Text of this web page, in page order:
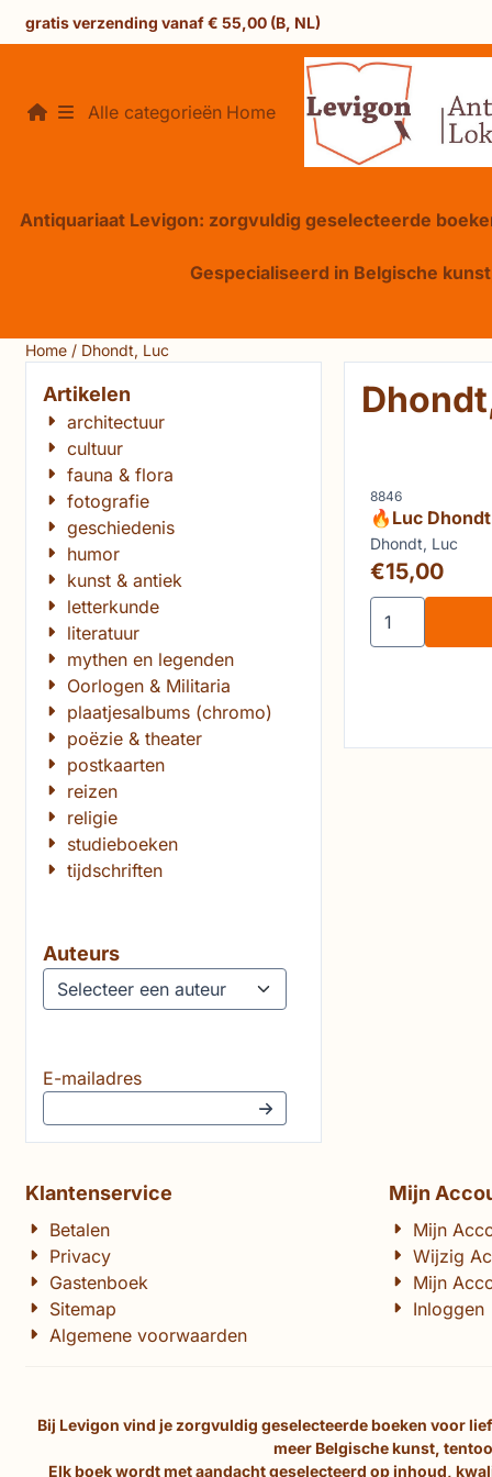
Cookievoorkeuren zijn beschikbaar. Kies instellingen of sta
gratis verzending vanaf € 55,00 (B, NL)
Alle categorieën Home
Antiquariaat Levigon: zorgvuldig geselecteerde
Gespecialiseerd in Belgische
Home / Dhondt, Luc
Artikelen
architectuur
cultuur
fauna & flora
fotografie
geschiedenis
humor
kunst & antiek
letterkunde
literatuur
mythen en legenden
Oorlogen & Militaria
plaatjesalbums (chromo)
poëzie & theater
postkaarten
reizen
religie
studieboeken
tijdschriften
Auteurs
E-mailadresVul je e-mailadres in voor de nieuwsbrief
Artikelnummer
8846
🔥Luc
De Smet -
Merk:
Dhondt, Luc
Prijs: 15,00
€15,00
Aantal
Klantenservice
Betalen
Privacy
Gastenboek
Sitemap
Algemene voorwaarden
Mijn
Mijn
Wijzig
Mijn
Inloggen
Bij Levigon vind je zorgvuldig geselecteerde boeken voor
meer Belgische kunst,
Elk boek wordt met aandacht geselecteerd op inhoud,